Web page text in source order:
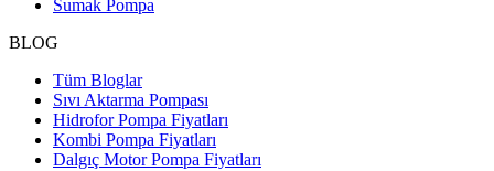
Sumak Pompa
BLOG
Tüm Bloglar
Sıvı Aktarma Pompası
Hidrofor Pompa Fiyatları
Kombi Pompa Fiyatları
Dalgıç Motor Pompa Fiyatları